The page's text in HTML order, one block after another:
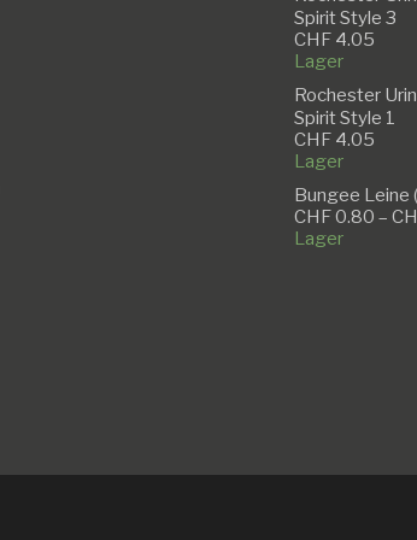
Spirit Style 3
CHF4.05
Lager
Rochester
Spirit Style 1
CHF4.05
Lager
Bungee Leine
CHF0.80 –
Lager